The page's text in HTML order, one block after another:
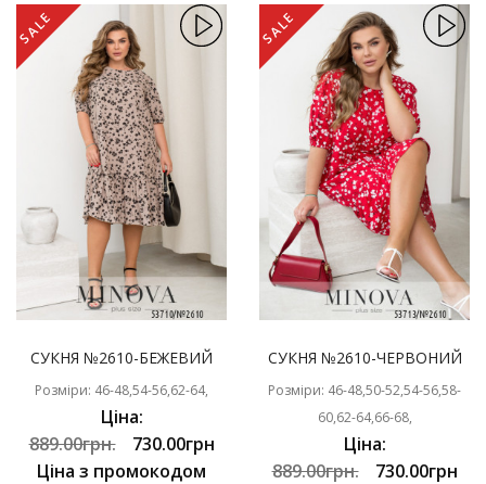
SALE
СУКНЯ №2610-БЕЖЕВИЙ
Розміри: 46-48,54-56,62-64,
Ціна:
889.00грн.
730.00грн
Ціна з промокодом
SALE
СУКНЯ №2610-ЧЕРВОНИЙ
Розміри: 46-48,50-52,54-56,58-
60,62-64,66-68,
Ціна:
889.00грн.
730.00грн